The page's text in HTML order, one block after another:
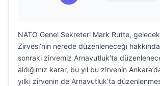
NATO Genel Sekreteri Mark Rutte, gelecek
Zirvesi’nin nerede düzenleneceği
sonraki zirvemiz Arnavutluk’ta
aldığımız karar, bu yıl bu zirvenin
yılki zirvenin de Arnavutluk’ta